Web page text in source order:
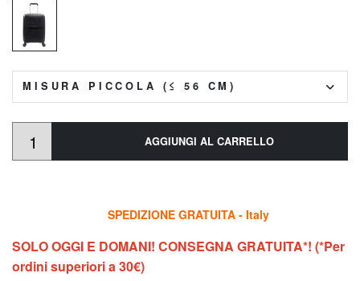
MISURA PICCOLA (≤ 56 CM)
AGGIUNGI AL CARRELLO
SPEDIZIONE GRATUITA - Italy
SOLO OGGI E DOMANI! CONSEGNA GRATUITA*! (*Per
ordini superiori a 30€)